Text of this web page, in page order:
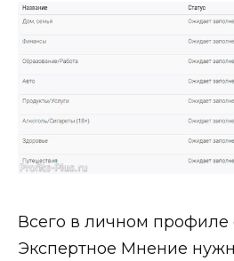
Всего в личном профиле
Экспертное Мнение